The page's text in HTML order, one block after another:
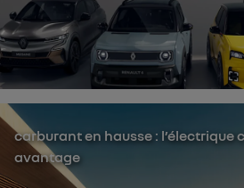
carburant en hausse : l’électrique
avantage